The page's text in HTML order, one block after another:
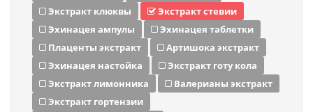
Экстракт клюквы
Экстракт стевии
Эхинацея ампулы
Эхинацея таблетки
Плаценты экстракт
Артишока экстракт
Эхинацея настойка
Экстракт готу кола
Экстракт лимонника
Валерианы экстракт
Экстракт гортензии